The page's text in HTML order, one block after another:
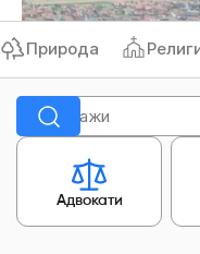
Природа Религија
Адвокати